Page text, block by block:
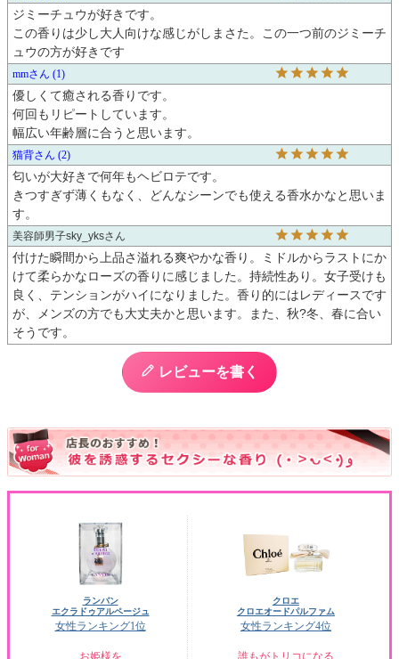
ジミーチュウが好きです。
この香りは少し大人向けな感じがしまさた。この一つ前のジミーチ
ュウの方が好きです
mm 1
優しくて癒される香りです。
何回もリピートしています。
幅広い年齢層に合うと思います。
猫背 2
匂いが大好きで何年もヘビロテです。
きつすぎず薄くもなく、どんなシーンでも使える香水かなと思いま
す。
美容師男子sky_yks
付けた瞬間から上品さ溢れる爽やかな香り。ミドルからラストにか
けて柔らかなローズの香りに感じました。持続性あり。女子受けも
良く、テンションがハイになりました。香り的にはレディースです
が、メンズの方でも大丈夫かと思います。また、秋?冬、春に合い
そうです。
レビューを書く
ランバン
エクラドゥアルページュ
女性ランキング1位
クロエ
クロエオードパルファム
女性ランキング4位